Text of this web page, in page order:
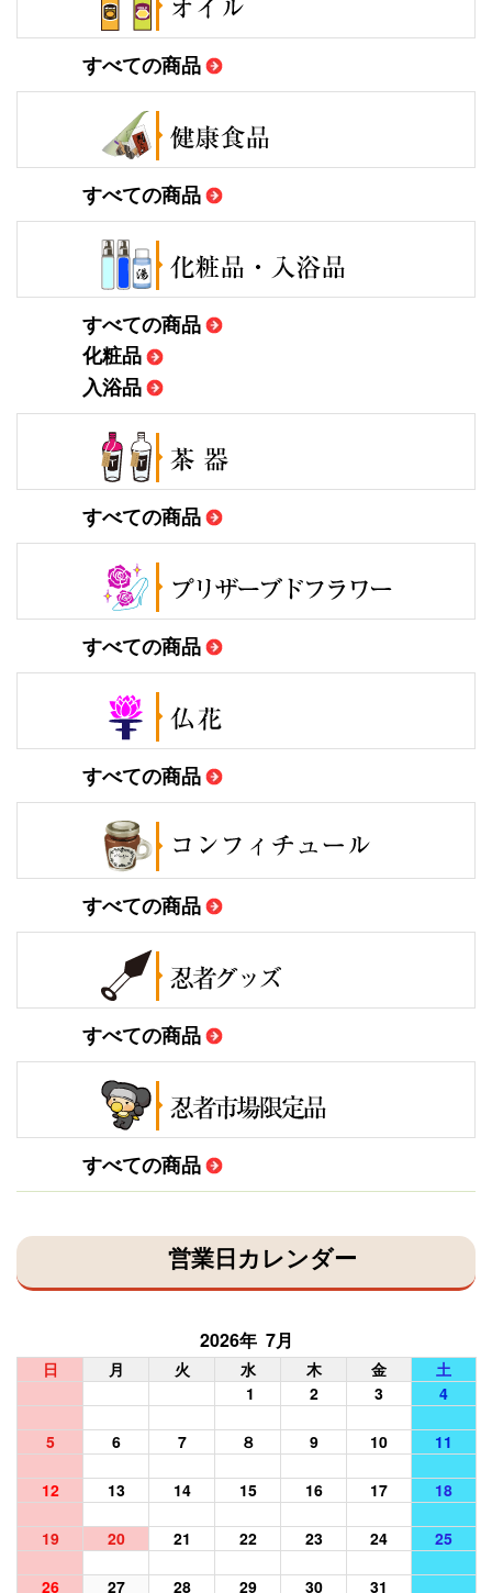
すべての商品
すべての商品
すべての商品
化粧品
入浴品
すべての商品
すべての商品
すべての商品
すべての商品
すべての商品
すべての商品
営業日カレンダー
2026年 7月
日 月 火 水 木 金
土
1
2 3 4
5 6 7 ８ 9 10 11
12 13 14 15 16 17 18
19 20 21 22 23 24 25
26 27 28 29 30 31